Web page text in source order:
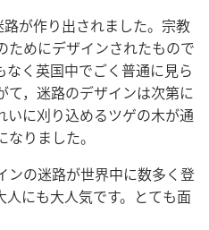
が作り出されました。宗教
ためにデザインされたもので
く英国中でごく普通に見ら
て，迷路のデザインは次第に
いに刈り込めるツゲの木が通
りました。
ンの迷路が世界中に数多く登
にも大人気です。とても面